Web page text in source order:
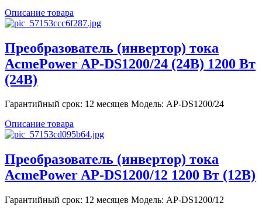
Описание товара
Преобразователь (инвертор) тока
AcmePower AP-DS1200/24 (24В) 1200 Вт
(24В)
Гарантийный срок: 12 месяцев Модель: AP-DS1200/24
Описание товара
Преобразователь (инвертор) тока
AcmePower AP-DS1200/12 1200 Вт (12В)
Гарантийный срок: 12 месяцев Модель: AP-DS1200/12